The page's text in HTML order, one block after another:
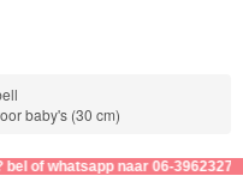
baby's (30 cm)
of whatsapp naar 06-39623276